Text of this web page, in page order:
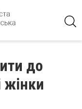
до
жінки